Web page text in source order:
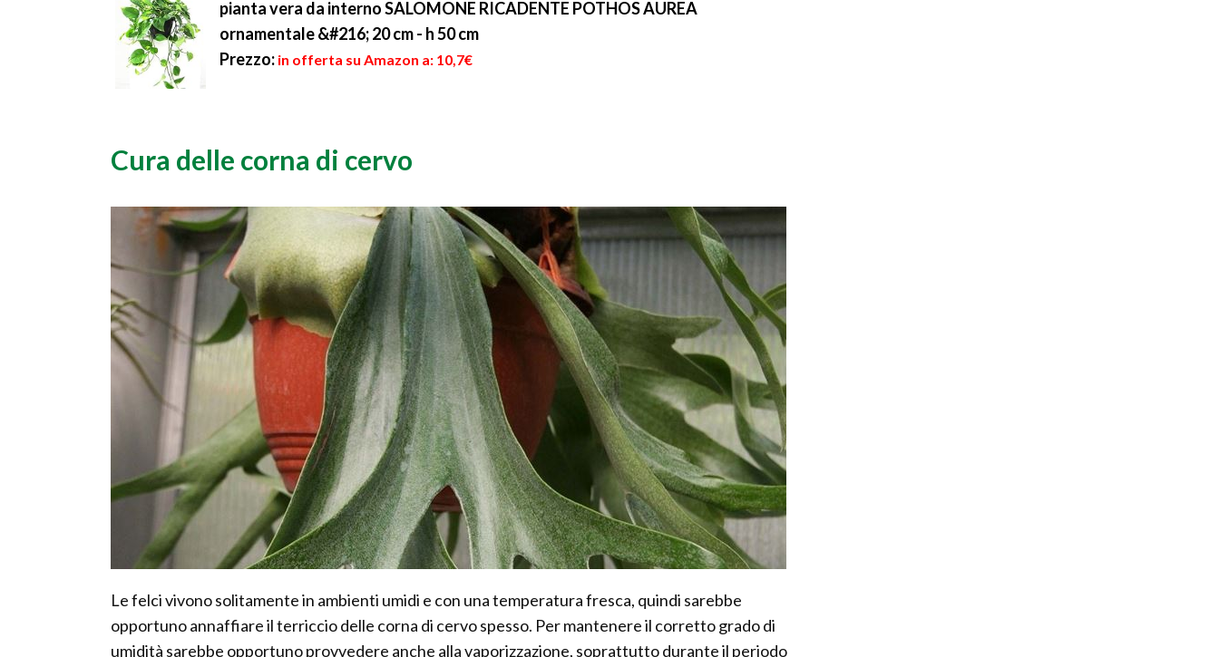
pianta vera da interno SALOMONE RICADENTE POTHOS AUREA
ornamentale &#216; 20 cm - h 50 cm
Prezzo: in offerta su Amazon a: 10,7€
Cura delle corna di cervo
Le felci vivono solitamente in ambienti umidi e con una temperatura fresca, quindi sarebbe
opportuno annaffiare il terriccio delle corna di cervo spesso. Per mantenere il corretto grado di
umidità sarebbe opportuno provvedere anche alla vaporizzazione, soprattutto durante il periodo